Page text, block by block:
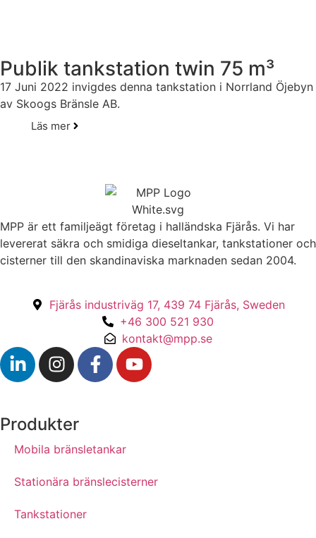
Publik tankstation twin 75 m³
17 Juni 2022 invigdes denna tankstation i Norrland Öjebyn
av Skoogs Bränsle AB.
Läs mer
MPP är ett familjeägt företag i halländska Fjärås. Vi har
levererat säkra och smidiga dieseltankar, tankstationer och
cisterner till den skandinaviska marknaden sedan 2004.
Fjärås industriväg 17, 439 74 Fjärås, Sweden
+46 300 521 930
kontakt@mpp.se
Produkter
Mobila bränsletankar
Stationära bränslecisterner
Tankstationer